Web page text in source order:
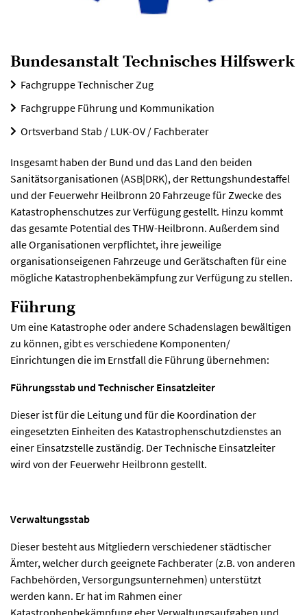
Bundesanstalt Technisches Hilfswerk
Fachgruppe Technischer Zug
Fachgruppe Führung und Kommunikation
Ortsverband Stab / LUK-OV / Fachberater
Insgesamt haben der Bund und das Land den beiden
Sanitätsorganisationen (ASB|DRK), der Rettungshundestaffel
und der Feuerwehr Heilbronn 20 Fahrzeuge für Zwecke des
Katastrophenschutzes zur Verfügung gestellt. Hinzu kommt
das gesamte Potential des THW-Heilbronn. Außerdem sind
alle Organisationen verpflichtet, ihre jeweilige
organisationseigenen Fahrzeuge und Gerätschaften für eine
mögliche Katastrophenbekämpfung zur Verfügung zu stellen.
Führung
Um eine Katastrophe oder andere Schadenslagen bewältigen
zu können, gibt es verschiedene Komponenten/
Einrichtungen die im Ernstfall die Führung übernehmen:
Führungsstab und Technischer Einsatzleiter
Dieser ist für die Leitung und für die Koordination der
eingesetzten Einheiten des Katastrophenschutzdienstes an
einer Einsatzstelle zuständig. Der Technische Einsatzleiter
wird von der Feuerwehr Heilbronn gestellt.
Verwaltungsstab
Dieser besteht aus Mitgliedern verschiedener städtischer
Ämter, welcher durch geeignete Fachberater (z.B. von anderen
Fachbehörden, Versorgungsunternehmen) unterstützt
werden kann. Er hat im Rahmen einer
Katastrophenbekämpfung eher Verwaltungsaufgaben und